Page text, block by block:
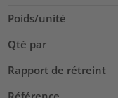
Poids/unité
Qté par
Rapport de rétreint